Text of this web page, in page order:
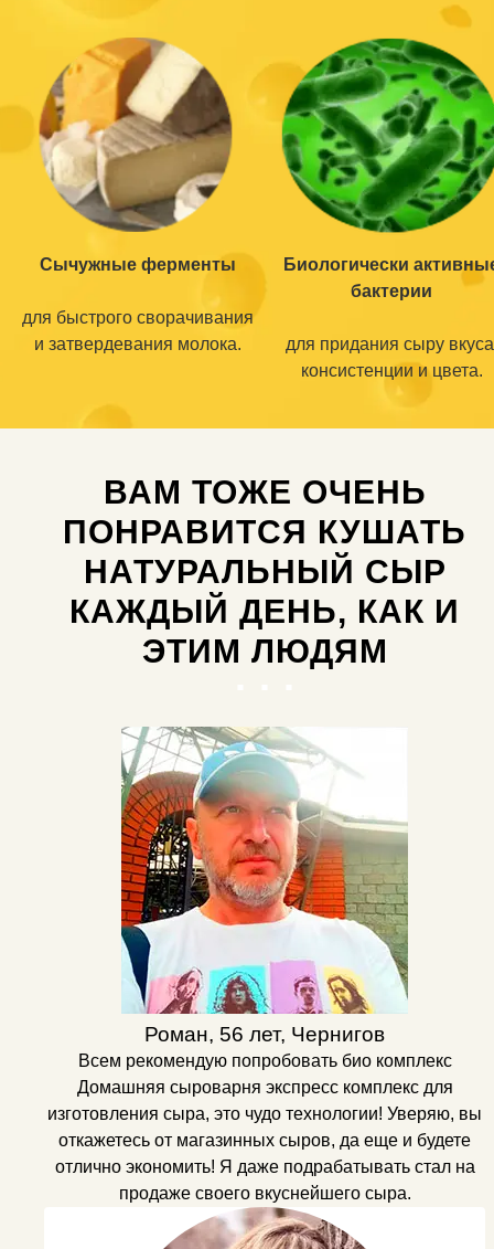
Сычужные ферменты
для быстрого сворачивания
и затвердевания молока.
Биологически
бактерии
для придания сыру
консистенции и цвета.
ВАМ ТОЖЕ ОЧЕНЬ
ПОНРАВИТСЯ КУШАТЬ
НАТУРАЛЬНЫЙ СЫР
КАЖДЫЙ ДЕНЬ, КАК И
ЭТИМ ЛЮДЯМ
Роман, 56 лет, Чернигов
Всем рекомендую попробовать био комплекс
Домашняя сыроварня экспресс комплекс для
изготовления сыра, это чудо технологии! Уверяю, вы
откажетесь от магазинных сыров, да еще и будете
отлично экономить! Я даже подрабатывать стал на
продаже своего вкуснейшего сыра.